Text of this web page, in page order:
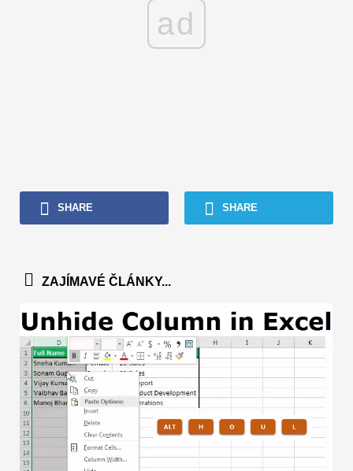
ad
SHARE SHARE
ZAJÍMAVÉ ČLÁNKY...